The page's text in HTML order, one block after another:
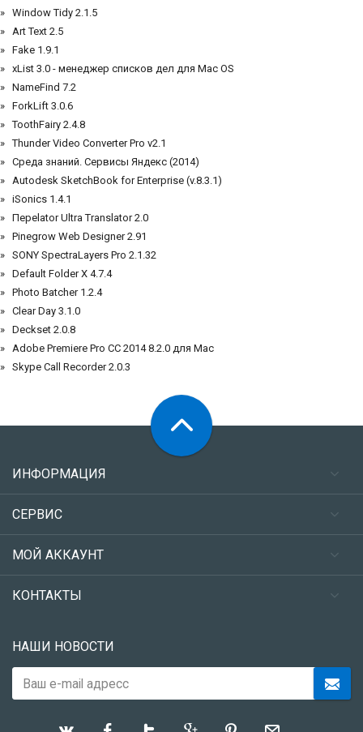
Window Tidy 2.1.5
Art Text 2.5
Fake 1.9.1
xList 3.0 - менеджер списков дел для Maс OS
NameFind 7.2
ForkLift 3.0.6
ToothFairy 2.4.8
Thunder Video Converter Pro v2.1
Среда знаний. Сервисы Яндекс (2014)
Autodesk SketchBook for Enterprise (v.8.3.1)
iSonics 1.4.1
Переlator Ultra Translator 2.0
Pinegrow Web Designer 2.91
SONY SpectraLayers Pro 2.1.32
Default Folder X 4.7.4
Photo Batcher 1.2.4
Clear Day 3.1.0
Deckset 2.0.8
Adobe Premiere Pro CC 2014 8.2.0 для Mac
Skype Call Recorder 2.0.3
ИНФОРМАЦИЯ
СЕРВИС
МОЙ АККАУНТ
КОНТАКТЫ
НАШИ НОВОСТИ